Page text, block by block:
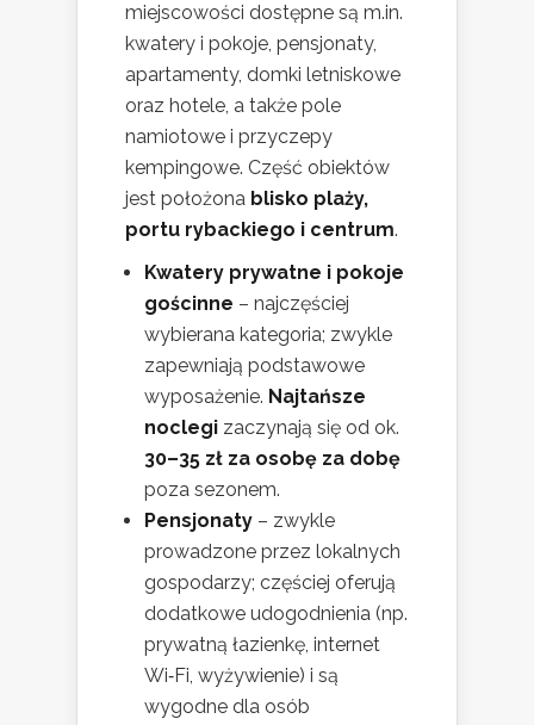
miejscowości dostępne są m.in.
kwatery i pokoje, pensjonaty,
apartamenty, domki letniskowe
oraz hotele, a także pole
namiotowe i przyczepy
kempingowe. Część obiektów
jest położona blisko plaży,
portu rybackiego i centrum.
Kwatery prywatne i pokoje
gościnne – najczęściej
wybierana kategoria; zwykle
zapewniają podstawowe
wyposażenie. Najtańsze
noclegi zaczynają się od ok.
30–35 zł za osobę za dobę
poza sezonem.
Pensjonaty – zwykle
prowadzone przez lokalnych
gospodarzy; częściej oferują
dodatkowe udogodnienia (np.
prywatną łazienkę, internet
Wi‑Fi, wyżywienie) i są
wygodne dla osób